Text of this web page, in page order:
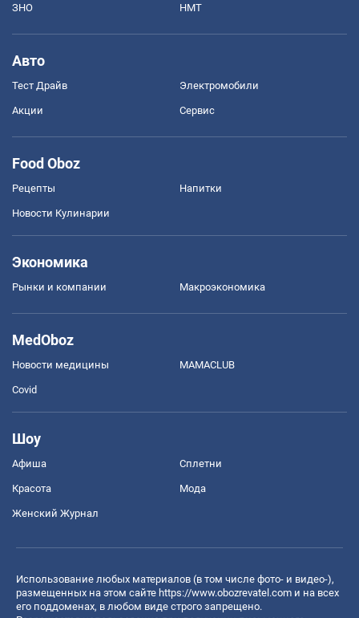
ЗНО НМТ
Авто
Тест Драйв Электромобили
Акции Сервис
Food Oboz
Рецепты Напитки
Новости Кулинарии
Экономика
Рынки и компании Mакроэкономика
MedOboz
Новости медицины MAMACLUB
Covid
Шоу
Афиша Сплетни
Красота Мода
Женский Журнал
Использование любых материалов (в том числе фото- и видео-),
размещенных на этом сайте https://www.obozrevatel.com и на всех
его поддоменах, в любом виде строго запрещено.